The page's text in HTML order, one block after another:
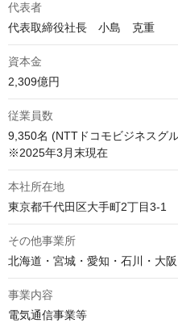
代表者
代表取締役社長　小島　克重
資本金
2,309億円
従業員数
9,350名 (NTTドコモビジネスグ
※2025年3月末現在
本社所在地
東京都千代田区大手町2丁目3-1
その他事業所
北海道・宮城・愛知・石川・大
事業内容
電気通信事業等